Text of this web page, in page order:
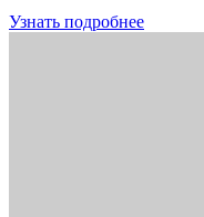
Узнать подробнее